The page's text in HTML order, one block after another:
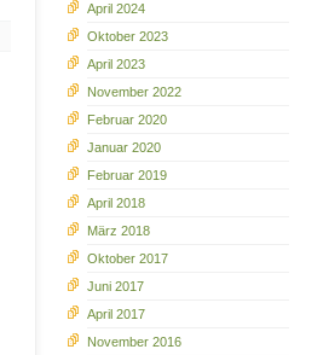
April 2024
Oktober 2023
April 2023
November 2022
Februar 2020
Januar 2020
Februar 2019
April 2018
März 2018
Oktober 2017
Juni 2017
April 2017
November 2016